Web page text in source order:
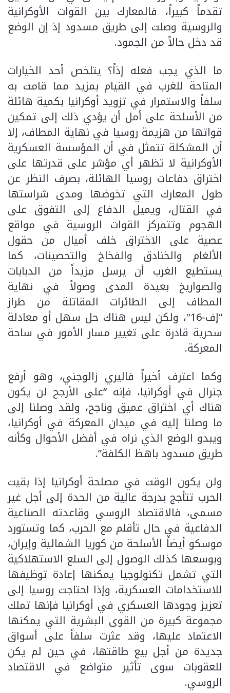
تقدماً كبيراً، فالمعارك بين القوات الأوكرانية
والروسية وصلت إلى طريق مسدود إذ إن الوضع
قد دخل حالاً من الجمود.
ما الذي يجب فعله إذاً؟ يتلخص أحد الخيارات
المتاحة للغرب في القيام بمزيد مما قامت به
سلفاً والاستمرار في تزويد أوكرانيا بكمية هائلة
من الأسلحة على أمل أن يؤدي ذلك إلى تمكين
قواتها من هزيمة روسيا في نهاية المطاف، إلا
أن المشكلة تتمثل في أن المؤسسة العسكرية
الأوكرانية لا تظهر أي مؤشر على قدرتها على
اختراق دفاعات روسيا الهائلة، بصرف النظر عن
طول المعارك التي تخوضها ومدى شراستها
في القتال، ويميل الدفاع إلى التفوق على
الهجوم وتتمركز القوات الروسية في مواقع
عصية على الاختراق خلف أميال من حقول
الألغام والخنادق والفخاخ والتحصينات، كما
يستطيع الغرب أن يرسل مزيداً من الدبابات
والصواريخ بعيدة المدى وصولاً في نهاية
المطاف إلى الطائرات المقاتلة من طراز
“إف-16″، ولكن ليس هناك حل سهل أو معادلة
سحرية قادرة على تغيير مسار الأمور في ساحة
المعركة.
وكما اعترف أخيراً فاليري زالوجني، وهو أرفع
جنرال في أوكرانيا، فإنه “على الأرجح لن يكون
هناك أي اختراق عميق وناجح، ولقد وصلنا إلى
ما وصلنا إليه في ميدان المعركة في أوكرانيا،
ويبدو الوضع الذي نراه في أفضل الأحوال وكأنه
طريق مسدود باهظ الكلفة”.
ولن يكون الوقت في مصلحة أوكرانيا إذا بقيت
الحرب تتأجج بدرجة عالية من الحدة إلى أجل غير
مسمى، فالاقتصاد الروسي وقاعدته الصناعية
الدفاعية في حال تأقلم مع الحرب، كما وتستورد
موسكو أيضاً الأسلحة من كوريا الشمالية وإيران،
وبوسعها كذلك الوصول إلى السلع الاستهلاكية
التي تشمل تكنولوجيا يمكنها إعادة توظيفها
للاستخدامات العسكرية، وإذا احتاجت روسيا إلى
تعزيز وجودها العسكري في أوكرانيا فإنها تملك
مجموعة كبيرة من القوى البشرية التي يمكنها
الاعتماد عليها، وقد عثرت سلفاً على أسواق
جديدة من أجل بيع طاقتها، في حين لم يكن
للعقوبات سوى تأثير متواضع في الاقتصاد
الروسي.